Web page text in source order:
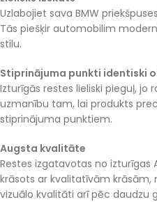
Uzlabojiet sava BMW
Tās piešķir automobilim
stilu.
Stiprinājuma punkti identiski
Izturīgās restes lieliski pieguļ, jo
uzmanību tam, lai produkts
stiprinājuma punktiem.
Augsta kvalitāte
Restes izgatavotas no izturīgas
krāsots ar kvalitatīvām krāsām,
vizuālo kvalitāti arī pēc daudzu